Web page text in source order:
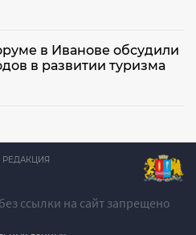
в Иванове обсудили
в развитии туризма
ссылки на сайт запрещено
РЕДАКЦИЯ